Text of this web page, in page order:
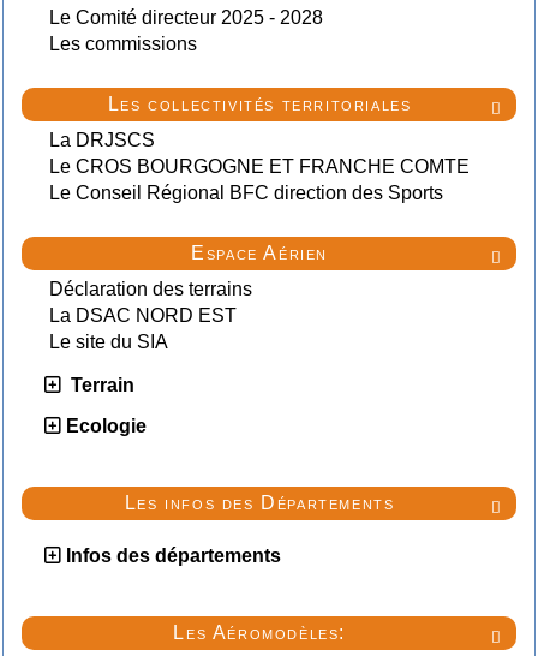
Le Comité directeur 2025 - 2028
Les commissions

Les collectivités territoriales
La DRJSCS
Le CROS BOURGOGNE ET FRANCHE COMTE
Le Conseil Régional BFC direction des Sports

Espace Aérien
Déclaration des terrains
La DSAC NORD EST
Le site du SIA
Terrain
Ecologie

Les infos des Départements
Infos des départements

Les Aéromodèles: